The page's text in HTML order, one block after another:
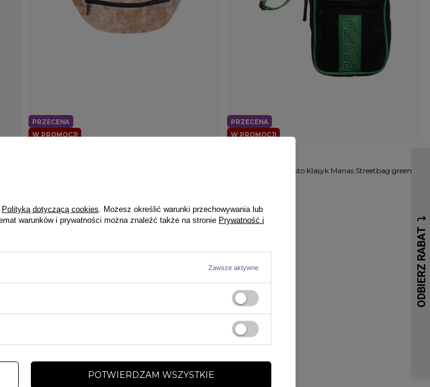
W PROMOCJI
PRZECENA
W PROMOCJI
PRZECENA
Saszetka nerka Prosto Klasyk Manas Streetbag green
Polityką dotyczącą cookies . Możesz określić warunki przechowywania lub
warunków i prywatności można znaleźć także na stronie Prywatność i
Zawsze aktywne
POTWIERDZAM WSZYSTKIE